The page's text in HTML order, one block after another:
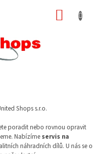
Shops s.r.o.
poradit nebo rovnou opravit
Nabízíme servis na
náhradních dílů. U nás se o